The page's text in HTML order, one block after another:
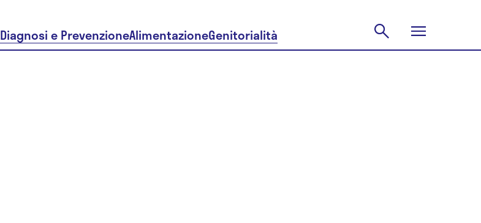
Diagnosi e PrevenzioneAlimentazioneGenitorialità